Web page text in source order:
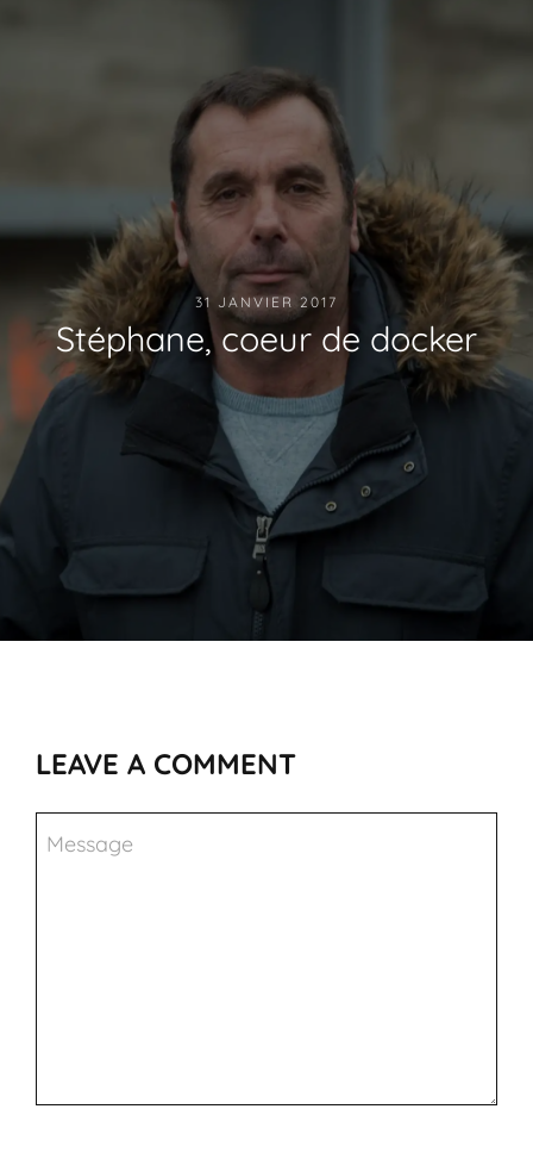
31 JANVIER 2017
Stéphane, coeur de docker
LEAVE A COMMENT